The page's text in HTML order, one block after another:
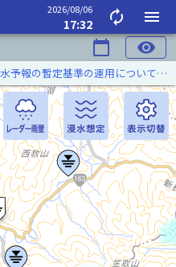
2026/08/06
17:32 autorenew
menu
calendar_today visibility
「令和８年熊本地震」に伴う球磨川洪水予報の暫定基準の運用について（令和８年８月５日）